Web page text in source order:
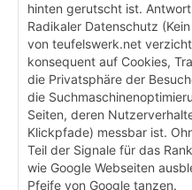
hinten gerutscht ist.
Radikaler Datenschutz
von teufelswerk.net
konsequent auf Cookies,
die Privatsphäre der
die
Seiten, deren
Klickpfade) messbar ist.
Teil der Signale für das
wie Google Webseiten
Pfeife von Google tanzen.